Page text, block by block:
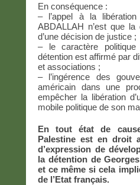
En conséquence :
– l’appel à la
ABDALLAH n’est que la
d’une décision de justice ;
– le caractère
détention est affirmé par
et associations ;
– l’ingérence des
américain dans une
empêcher la libération
mobile politique de son
En tout état de
Palestine est en droit
d’expression de
la détention de
et ce même si cela
de l’Etat français.